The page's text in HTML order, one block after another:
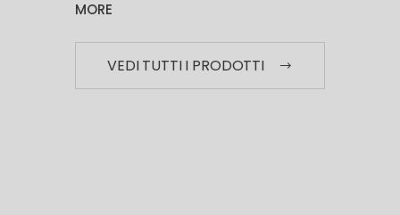
MORE
VEDI TUTTI I PRODOTTI